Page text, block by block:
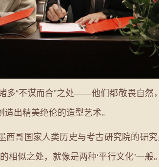
“不谋而合”之处——他们都敬畏自然
出精美绝伦的造型艺术。
哥国家人类历史与考古研究院的研
相似之处，就像是两种‘平行文化’一